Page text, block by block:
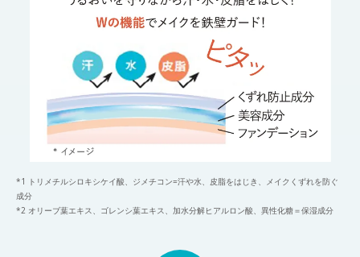
*1 トリメチルシロキシケイ酸、ジメチコン=汗や水、皮脂をはじき、メイクくずれを防ぐ
成分
*2 オリーブ葉エキス、ゴレンシ葉エキス、加水分解ヒアルロン酸、異性化糖＝保湿成分